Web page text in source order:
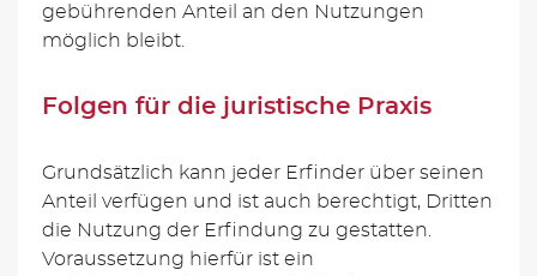
gebührenden Anteil an den Nutzungen
möglich bleibt.
Folgen für die juristische Praxis
Grundsätzlich kann jeder Erfinder über seinen
Anteil verfügen und ist auch berechtigt, Dritten
die Nutzung der Erfindung zu gestatten.
Voraussetzung hierfür ist ein